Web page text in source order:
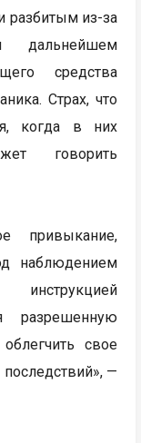
разбитым из-за
дальнейшем
средства
Страх, что
когда в них
говорить
привыкание,
наблюдением
свое
—